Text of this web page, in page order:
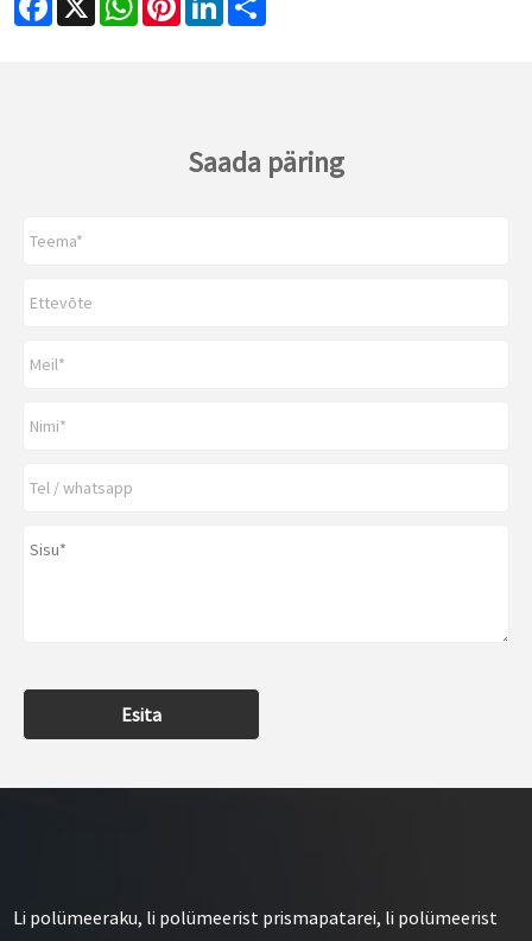
Saada päring
Esita
Li polümeeraku, li polümeerist prismapatarei, li polümeerist